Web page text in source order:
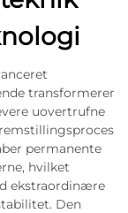
transformerer
uovertrufne
permanente
hvilket
ekstraordinære
Den